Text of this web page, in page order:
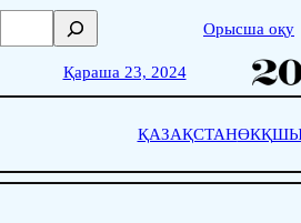
Skip
о
с
Орысша оқу
Қараша 23, 2024
ҚАЗАҚСТАНӨКҚ